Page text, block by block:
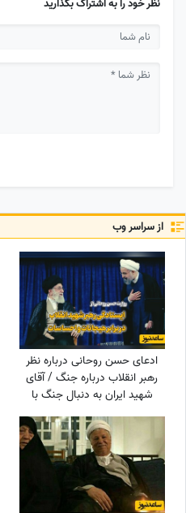
از سراسر وب
ادعای حسن روحانی درباره نظر
رهبر انقلاب درباره جنگ / آقای
شهید ایران به دنبال جنگ با
آمریکا بود؟